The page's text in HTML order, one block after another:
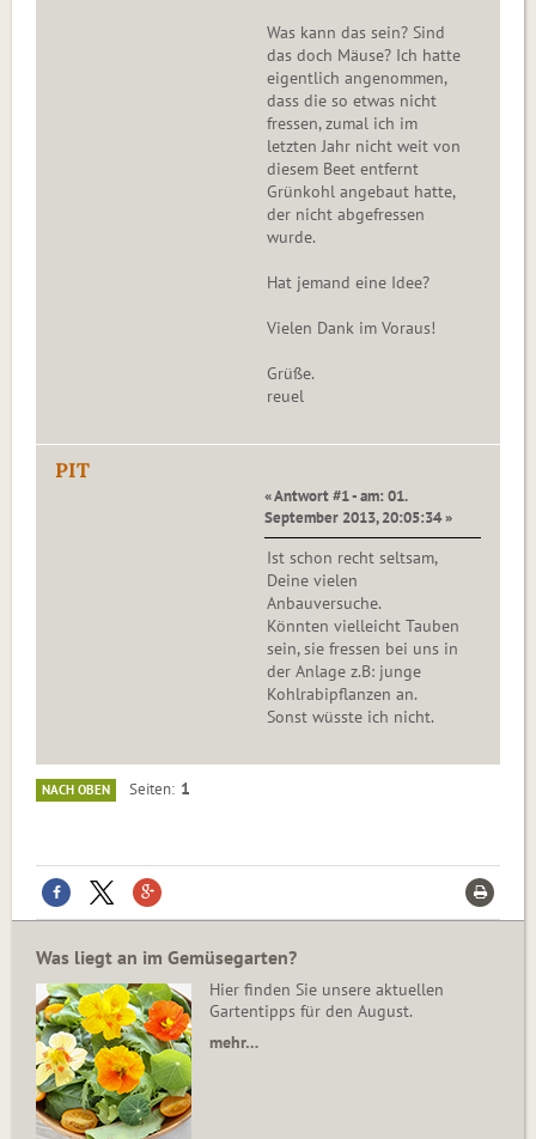
Was kann das sein? Sind
das doch Mäuse? Ich hatte
eigentlich angenommen,
dass die so etwas nicht
fressen, zumal ich im
letzten Jahr nicht weit von
diesem Beet entfernt
Grünkohl angebaut hatte,
der nicht abgefressen
wurde.
Hat jemand eine Idee?
Vielen Dank im Voraus!
Grüße.
reuel
PIT
« Antwort #1 - am: 01.
September 2013, 20:05:34 »
Ist schon recht seltsam,
Deine vielen
Anbauversuche.
Könnten vielleicht Tauben
sein, sie fressen bei uns in
der Anlage z.B: junge
Kohlrabipflanzen an.
Sonst wüsste ich nicht.
NACH OBEN Seiten 1
Was liegt an im Gemüsegarten?
Hier finden Sie unsere aktuellen
Gartentipps für den August.
mehr…